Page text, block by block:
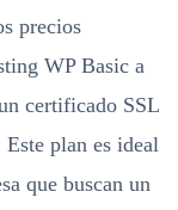
precios
WP Basic a
certificado SSL
plan es ideal
que buscan un